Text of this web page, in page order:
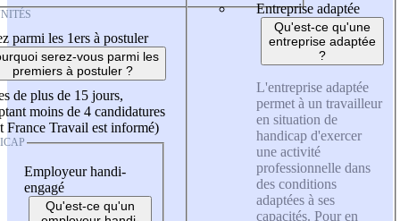
parmi les 1ers à postuler
serez-vous parmi les
premiers à postuler ?
de plus de 15 jours,
moins de 4 candidatures
France Travail est informé)
Employeur handi-
engagé
Qu'est-ce qu'un
Entreprise adaptée
Qu'est-ce qu'une
entreprise adaptée
?
L'entreprise adaptée
permet à un travailleur
en situation de
handicap d'exercer
une activité
professionnelle dans
des conditions
adaptées à ses
capacités. Pour en